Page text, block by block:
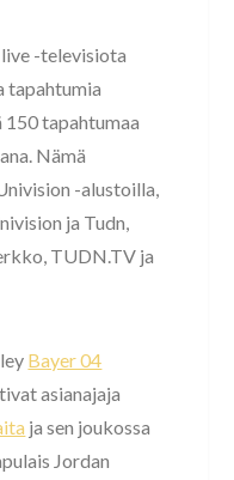
-televisiota
tapahtumia
150 tapahtumaa
Nämä
-alustoilla,
ja Tudn,
TUDN.TV ja
Bayer 04
asianajaja
ja sen joukossa
Jordan